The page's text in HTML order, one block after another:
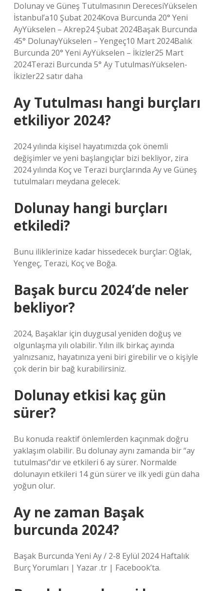
Dolunay ve Güneş Tutulmasının DerecesiYükselen
İstanbul’a10 Şubat 2024Kova Burcunda 20° Yeni
AyYükselen – Akrep24 Şubat 2024Başak Burcunda
45° DolunayYükselen – Yengeç10 Mart 2024Balık
Burcunda 20° Yeni AyYükselen – İkizler25 Mart
2024Terazi Burcunda 5° Ay TutulmasıYükselen-
İkizler22 satır daha
Ay Tutulması hangi burçları
etkiliyor 2024?
2024 yılında kişisel hayatımızda çok önemli
değişimler ve yeni başlangıçlar bizi bekliyor, zira
2024 yılında Koç ve Terazi burçlarında Ay ve Güneş
tutulmaları meydana gelecek.
Dolunay hangi burçları
etkiledi?
Bunu iliklerinize kadar hissedecek burçlar: Oğlak,
Yengeç, Terazi, Koç ve Boğa.
Başak burcu 2024’de neler
bekliyor?
2024, Başaklar için duygusal yeniden doğuş ve
olgunlaşma yılı olabilir. Yılın ilk birkaç ayında
yalnızsanız, hayatınıza yeni biri girebilir ve o kişiyle
çok derin bir bağ kurabilirsiniz.
Dolunay etkisi kaç gün
sürer?
Bu konuda reaktif önlemlerden kaçınmak doğru
yaklaşım olabilir. Bu dolunay aynı zamanda bir “ay
tutulması”dır ve etkileri 6 ay sürer. Normalde
dolunayın etkileri 14 gün sürer ve ilk yedi gün daha
yoğun olur.
Ay ne zaman Başak
burcunda 2024?
Başak Burcunda Yeni Ay / 2-8 Eylül 2024 Haftalık
Burç Yorumları | Yazar .tr | Facebook’ta.